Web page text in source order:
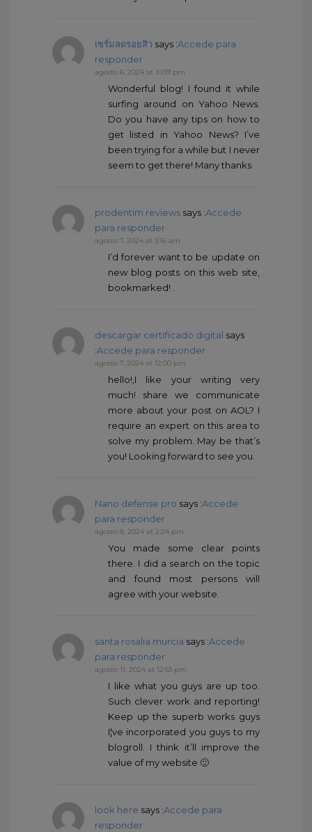
เซรั่มลดรอยสิว says :Accede para
responder
agosto 6, 2024 at 10:19 pm
Wonderful blog! I found it while
surfing around on Yahoo News.
Do you have any tips on how to
get listed in Yahoo News? I’ve
been trying for a while but I never
seem to get there! Many thanks
prodentim reviews says :Accede
para responder
agosto 7, 2024 at 3:16 am
I’d forever want to be update on
new blog posts on this web site,
bookmarked! .
descargar certificado digital says
:Accede para responder
agosto 7, 2024 at 12:00 pm
hello!,I like your writing very
much! share we communicate
more about your post on AOL? I
require an expert on this area to
solve my problem. May be that’s
you! Looking forward to see you.
Nano defense pro says :Accede
para responder
agosto 8, 2024 at 2:24 pm
You made some clear points
there. I did a search on the topic
and found most persons will
agree with your website.
santa rosalia murcia says :Accede
para responder
agosto 11, 2024 at 12:53 pm
I like what you guys are up too.
Such clever work and reporting!
Keep up the superb works guys
I¦ve incorporated you guys to my
blogroll. I think it’ll improve the
value of my website 🙂
look here says :Accede para
responder